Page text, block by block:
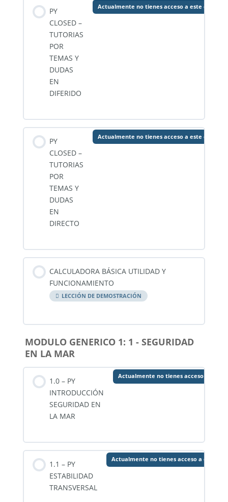
PY
CLOSED –
TUTORIAS
POR
TEMAS Y
DUDAS
EN
DIFERIDO
Actualmente no tienes acceso a este
PY
CLOSED –
TUTORIAS
POR
TEMAS Y
DUDAS
EN
DIRECTO
Actualmente no tienes acceso a este
CALCULADORA BÁSICA UTILIDAD Y
FUNCIONAMIENTO
LECCIÓN DE DEMOSTRACIÓN
MODULO GENERICO 1: 1 - SEGURIDAD
EN LA MAR
1.0 – PY
INTRODUCCIÓN
SEGURIDAD EN
LA MAR
Actualmente no tienes acceso a este
1.1 – PY
ESTABILIDAD
TRANSVERSAL
Actualmente no tienes acceso a este